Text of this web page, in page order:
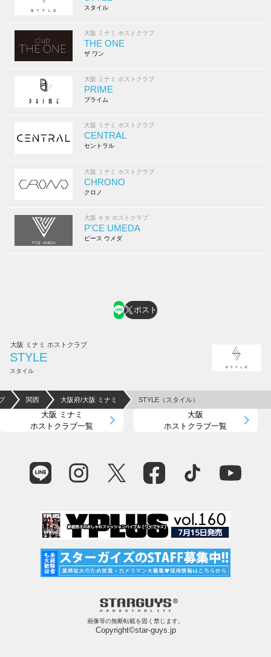
スタイル
大阪 ミナミ ホストクラブ
THE ONE
ザ ワン
大阪 ミナミ ホストクラブ
PRIME
プライム
大阪 ミナミ ホストクラブ
CENTRAL
セントラル
大阪 ミナミ ホストクラブ
CHRONO
クロノ
大阪 キタ ホストクラブ
P'CE UMEDA
ピース ウメダ
ポスト
大阪 ミナミ ホストクラブ
STYLE
スタイル
関西 大阪府/大阪 ミナミ STYLE（スタイル）
大阪 ミナミ
ホストクラブ一覧
大阪
ホストクラブ一覧
画像等の無断転載を固く禁じます。
Copyright©star-guys.jp